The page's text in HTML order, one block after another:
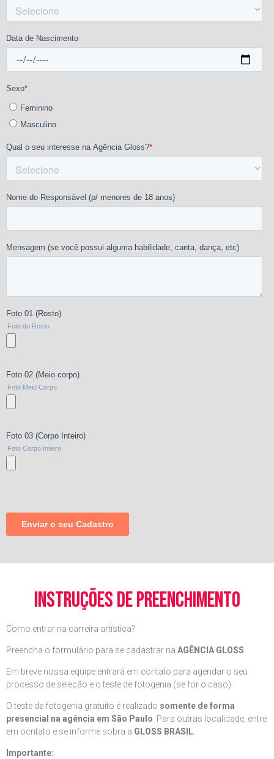
instruções de preenchimento
Como entrar na carreira artística?
Preencha o formulário para se cadastrar na AGÊNCIA GLOSS
Em breve nossa equipe entrará em contato para agendar o seu
processo de seleção e o teste de fotogenia (se for o caso).
O teste de fotogenia gratuito é realizado somente de forma
presencial na agência em São Paulo . Para outras localidade, entre
em ocntato e se informe sobra a GLOSS BRASIL
Importante: